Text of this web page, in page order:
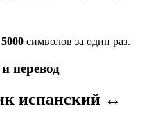
5000 символов за один раз.
перевод
испанский ↔